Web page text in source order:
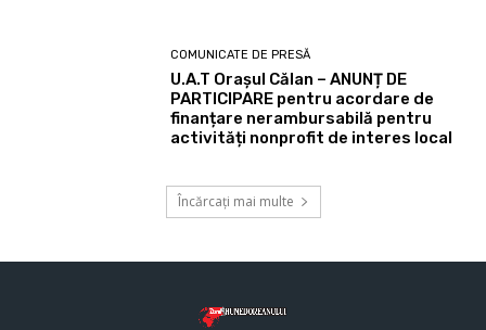
COMUNICATE DE PRESĂ
U.A.T Orașul Călan – ANUNȚ DE
PARTICIPARE pentru acordare de
finanțare nerambursabilă pentru
activități nonprofit de interes local
Încărcați mai multe